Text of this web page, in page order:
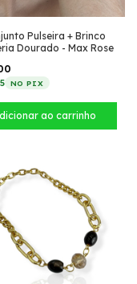
Pulseira + Brinco
Dourado - Max Rose
NO PIX